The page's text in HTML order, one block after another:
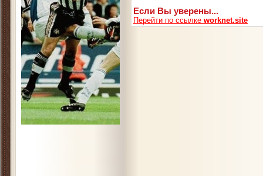
Если Вы уверены...
Перейти по ссылке worknet.site